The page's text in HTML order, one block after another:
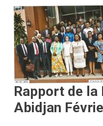
sur
de
Image
Rapport de la
Abidjan